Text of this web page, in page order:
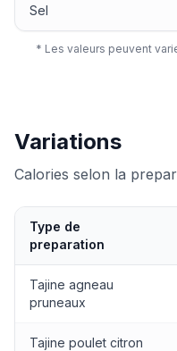
Sel
* Les valeurs peuvent
Variations
Calories selon la
Type de
preparation
Tajine agneau
pruneaux
Tajine poulet citron